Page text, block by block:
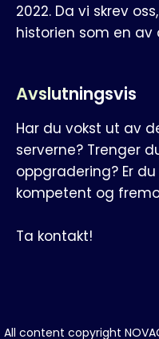
2022. Da vi skrev
historien som en av
Avslutningsvis
Har du vokst ut av
serverne? Trenger
oppgradering? Er
kompetent og
Ta kontakt!
All content copyright